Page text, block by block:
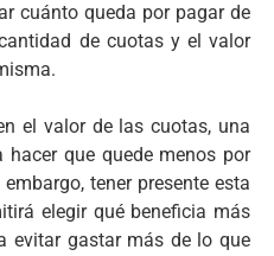
cuánto queda por pagar de
de cuotas y el valor
el valor de las cuotas, una
que quede menos por
tener presente esta
elegir qué beneficia más
evitar gastar más de lo que